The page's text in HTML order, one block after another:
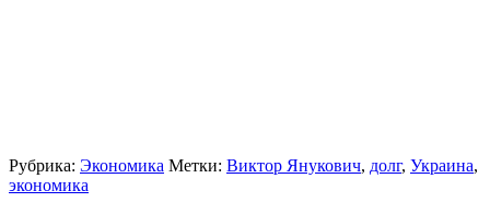
Рубрика: Экономика Метки: Виктор Янукович, долг, Украина,
экономика